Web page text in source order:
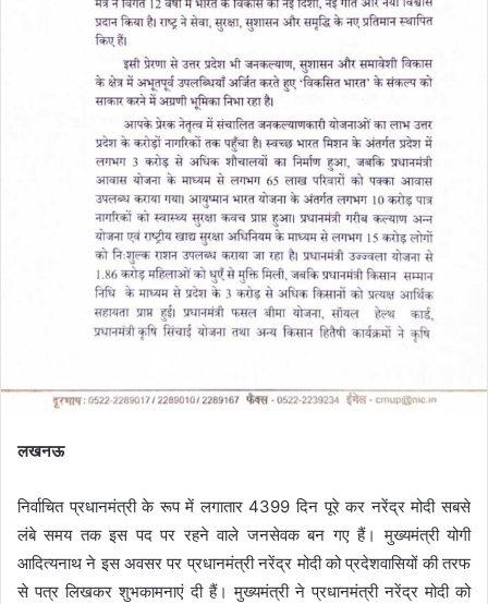
लखनऊ
निर्वाचित प्रधानमंत्री के रूप में लगातार 4399 दिन पूरे कर नरेंद्र मोदी सबसे
लंबे समय तक इस पद पर रहने वाले जनसेवक बन गए हैं। मुख्यमंत्री योगी
आदित्यनाथ ने इस अवसर पर प्रधानमंत्री नरेंद्र मोदी को प्रदेशवासियों की तरफ
से पत्र लिखकर शुभकामनाएं दी हैं। मुख्यमंत्री ने प्रधानमंत्री नरेंद्र मोदी को